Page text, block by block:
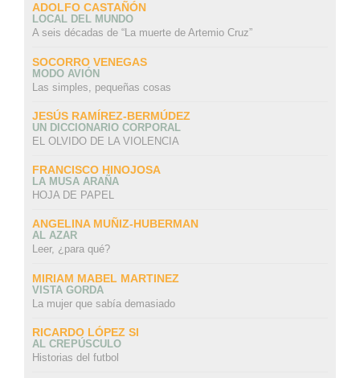
ADOLFO CASTAÑÓN
LOCAL DEL MUNDO
A seis décadas de “La muerte de Artemio Cruz”
SOCORRO VENEGAS
MODO AVIÓN
Las simples, pequeñas cosas
JESÚS RAMÍREZ-BERMÚDEZ
UN DICCIONARIO CORPORAL
EL OLVIDO DE LA VIOLENCIA
FRANCISCO HINOJOSA
LA MUSA ARAÑA
HOJA DE PAPEL
ANGELINA MUÑIZ-HUBERMAN
AL AZAR
Leer, ¿para qué?
MIRIAM MABEL MARTINEZ
VISTA GORDA
La mujer que sabía demasiado
RICARDO LÓPEZ SI
AL CREPÚSCULO
Historias del futbol